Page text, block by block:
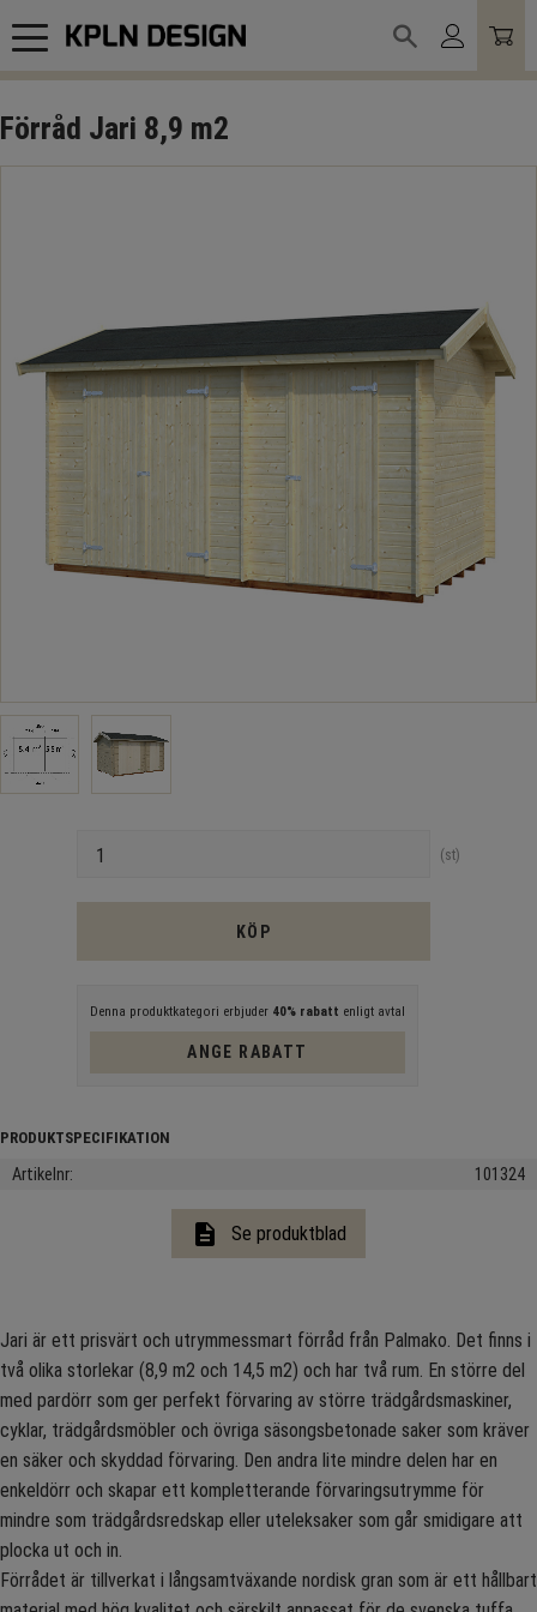
Meny
Förråd Jari 8,9 m2
st
KÖP
Denna produktkategori erbjuder 40% rabatt enligt avtal
ANGE RABATT
Artikelnr 101324
description Se produktblad
Jari är ett prisvärt och utrymmessmart förråd från Palmako. Det finns i
två olika storlekar (8,9 m2 och 14,5 m2) och har två rum. En större del
med pardörr som ger perfekt förvaring av större trädgårdsmaskiner,
cyklar, trädgårdsmöbler och övriga säsongsbetonade saker som kräver
en säker och skyddad förvaring. Den andra lite mindre delen har en
enkeldörr och skapar ett kompletterande förvaringsutrymme för
mindre som trädgårdsredskap eller uteleksaker som går smidigare att
plocka ut och in.
Förrådet är tillverkat i långsamtväxande nordisk gran som är ett hållbart